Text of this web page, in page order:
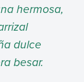
hermosa,
dulce
besar.